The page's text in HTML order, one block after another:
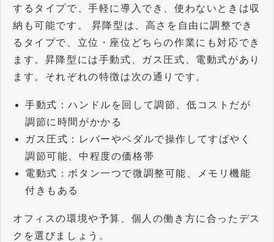
するタイプで、手軽に導入でき、使わないときは収
納も可能です。 昇降型は、高さを自由に調整でき
るタイプで、立位・座位どちらの作業にも対応でき
ます。昇降型には手動式、ガス圧式、電動式があり
ます。それぞれの特徴は次の通りです。
手動式：ハンドルを回して調節、低コストだが
調節に時間がかかる
ガス圧式：レバーやペダルで操作してすばやく
調節可能、中程度の価格帯
電動式：ボタン一つで微調整可能、メモリ機能
付きもある
オフィスの環境や予算、個人の働き方に合ったデス
クを選びましょう。